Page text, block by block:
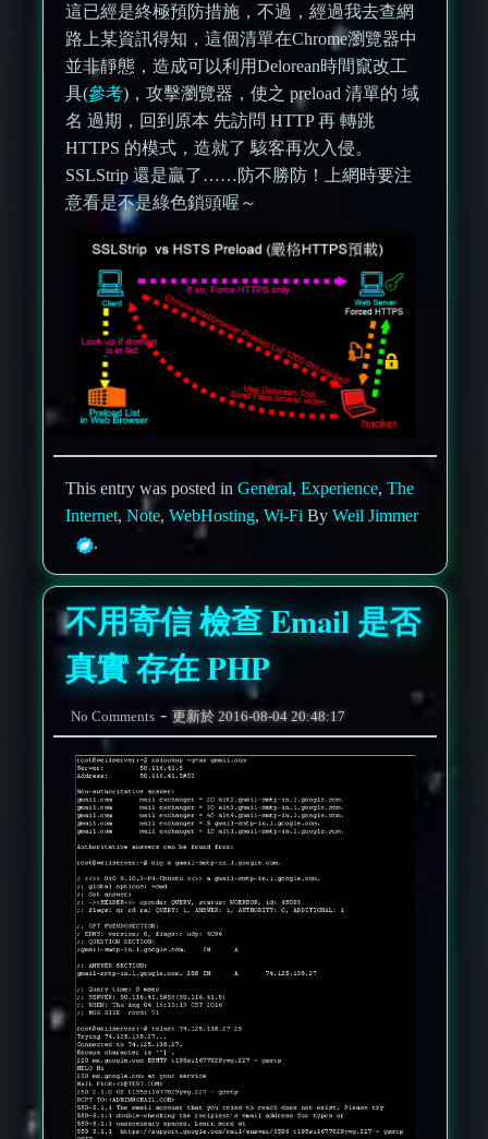
這已經是終極預防措施，不過，經過我去查網
路上某資訊得知，這個清單在Chrome瀏覽器中
並非靜態，造成可以利用Delorean時間竄改工
具(參考)，攻擊瀏覽器，使之 preload 清單的 域
名 過期，回到原本 先訪問 HTTP 再 轉跳
HTTPS 的模式，造就了 駭客再次入侵。
SSLStrip 還是贏了……防不勝防！上網時要注
意看是不是綠色鎖頭喔～
This entry was posted inGeneral,Experience,The
Internet,Note,WebHosting,Wi-Fi ByWeil Jimmer
.
不用寄信 檢查 Email 是否
真實 存在 PHP
No Comments -更新於2016-08-04 20:48:17